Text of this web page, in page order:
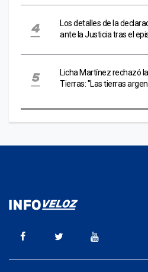
Los detalles de la
ante la Justicia tras el
Licha Martínez rechazó
Tierras: "Las tierras